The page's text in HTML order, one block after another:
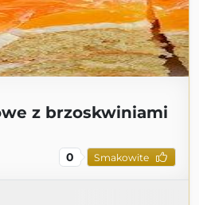
z brzoskwiniami
0 Smakowite